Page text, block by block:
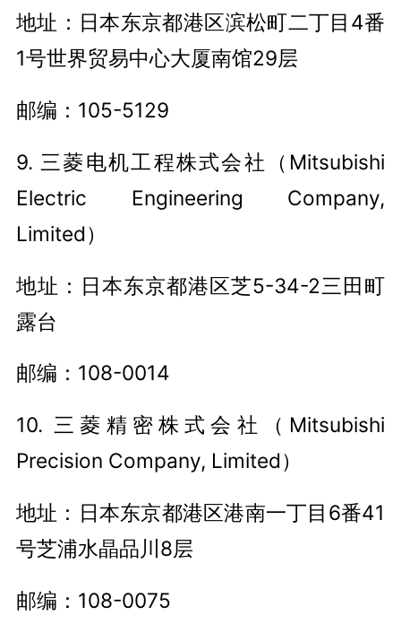
地址：日本东京都港区滨松町二丁目4番
1号世界贸易中心大厦南馆29层
邮编：105-5129
9. 三菱电机工程株式会社（Mitsubishi
Electric Engineering Company,
Limited）
地址：日本东京都港区芝5-34-2三田町
露台
邮编：108-0014
10. 三菱精密株式会社（Mitsubishi
Precision Company, Limited）
地址：日本东京都港区港南一丁目6番41
号芝浦水晶品川8层
邮编：108-0075